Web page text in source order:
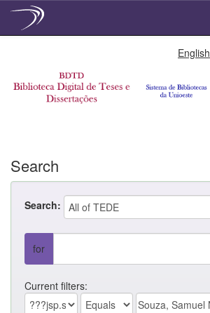
English
Search
Search:
for
Current filters: